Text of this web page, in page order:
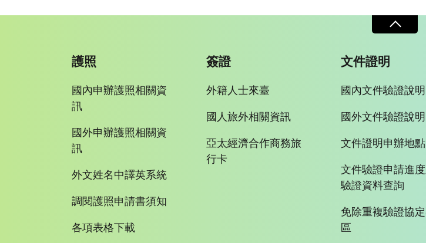
護照
國內申辦護照相關資
訊
國外申辦護照相關資
訊
外文姓名中譯英系統
調閱護照申請書須知
各項表格下載
簽證
外籍人士來臺
國人旅外相關資訊
亞太經濟合作商務旅
行卡
文件證明
國內文件驗證說明
國外文件驗證說明
文件證明申辦地點
文件驗證申請進度
驗證資料查詢
免除重複驗證協
區